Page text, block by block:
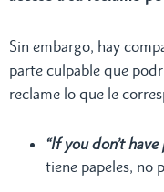
Sin embargo, hay
parte culpable que
reclame lo que le
“If you don’t have
tiene papeles, no